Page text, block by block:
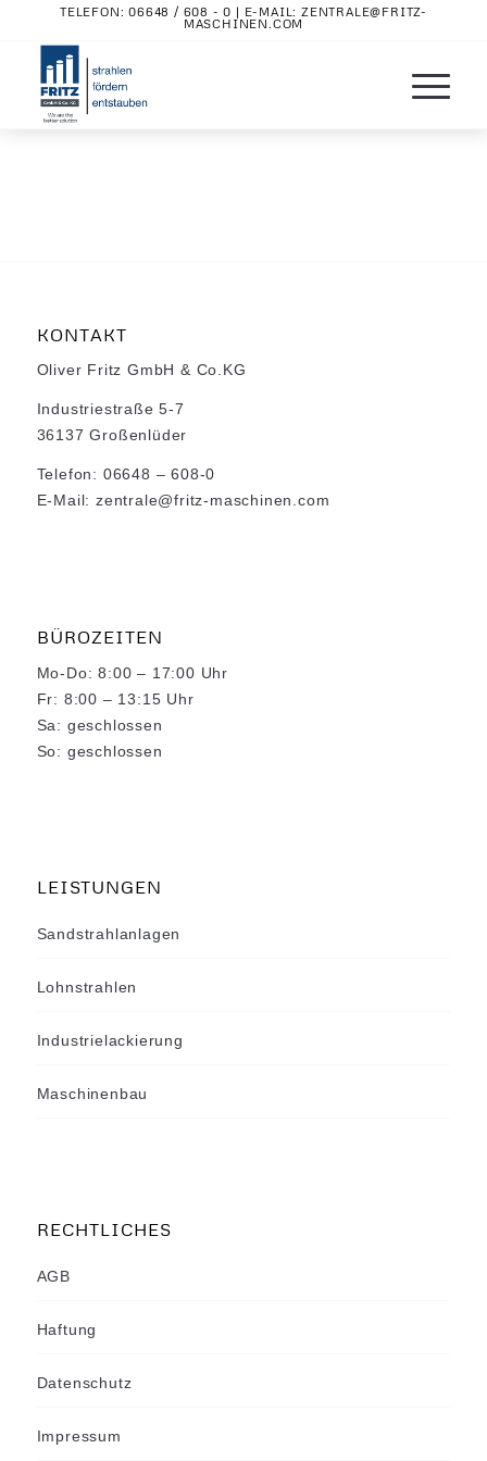
TELEFON:06648 / 608 - 0 | E-MAIL: ZENTRALE@FRITZ-
MASCHINEN.COM
KONTAKT
Oliver Fritz GmbH & Co.KG
Industriestraße 5-7
36137 Großenlüder
Telefon: 06648 – 608-0
E-Mail: zentrale@fritz-maschinen.com
BÜROZEITEN
Mo-Do: 8:00 – 17:00 Uhr
Fr: 8:00 – 13:15 Uhr
Sa: geschlossen
So: geschlossen
LEISTUNGEN
Sandstrahlanlagen
Lohnstrahlen
Industrielackierung
Maschinenbau
RECHTLICHES
AGB
Haftung
Datenschutz
Impressum